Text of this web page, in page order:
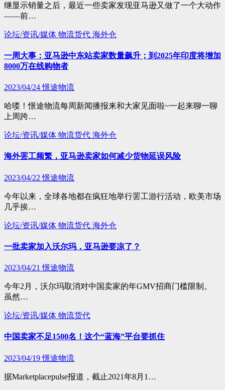
继显示销量之后，最近一些卖家发现亚马逊又做了一个大动作
——前…
论坛/资讯/媒体 物流货代 海外仓
一周大事：亚马逊中东站卖家数量飙升；到2025年印度将增加
8000万在线购物者
2023/04/24憬途物流
哈喽！憬途物流每周新闻播报来和大家见面啦~一起来聊一聊
上周跨…
论坛/资讯/媒体 物流货代 海外仓
海外罢工频繁，亚马逊卖家如何减少货物延误风险
2023/04/22憬途物流
今年以来，全球各地都在疯狂地举行罢工游行活动，欧美市场
几乎挨…
论坛/资讯/媒体 物流货代 海外仓
一批卖家加入沃尔玛，亚马逊要凉了？
2023/04/21憬途物流
今年2月，沃尔玛取消对中国卖家的年GMV招商门槛限制。
虽然…
论坛/资讯/媒体 物流货代
中国卖家不足1500名！这个“蓝海”平台要抓住
2023/04/19憬途物流
据Marketplacepulse报道，截止2021年8月1…